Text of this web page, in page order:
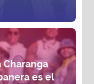
Charanga
es el